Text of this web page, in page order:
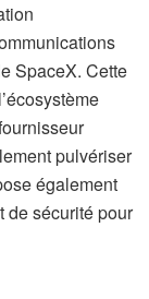
SpaceX. Cette
pulvériser
également
de sécurité pour